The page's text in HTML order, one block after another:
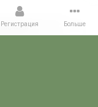
0
Регистрация Больше